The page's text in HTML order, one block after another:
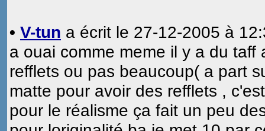
• V-tun a écrit le 27-12-2005 à
a ouai comme meme il y a du
refflets ou pas beaucoup( a part
matte pour avoir des refflets ,
pour le réalisme ça fait un peu